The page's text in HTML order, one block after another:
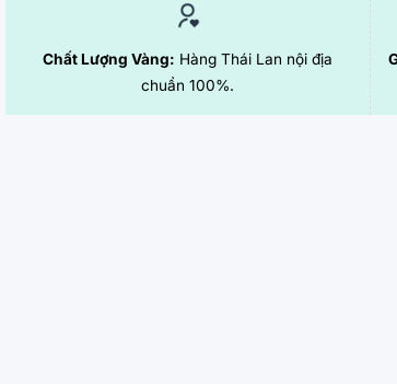
Chất Lượng Vàng: Hàng Thái Lan nội địa
chuẩn 100%.